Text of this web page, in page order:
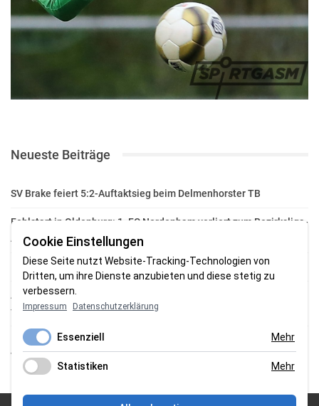
Neueste Beiträge
SV Brake feiert 5:2-Auftaktsieg beim Delmenhorster TB
Fehlstart in Oldenburg: 1. FC Nordenham verliert zum Bezirksliga-
Auftakt
Fußball in der Wesermarsch: Die Bilder vom Wochenende
Aufstieg geschafft: HSG-Unterweser-C-Jugend macht sich bereit
für die Oberliga
HSG Unterweser startet mit neuem Torwarttrainer in die
Vorbereitung
Cookie Einstellungen
Diese Seite nutzt Website-Tracking-Technologien von
Dritten, um ihre Dienste anzubieten und diese stetig zu
verbessern.
Impressum Datenschutzerklärung
Essenziell Mehr
Statistiken Mehr